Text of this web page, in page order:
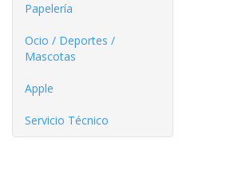
Papelería
Ocio / Deportes /
Mascotas
Apple
Servicio Técnico